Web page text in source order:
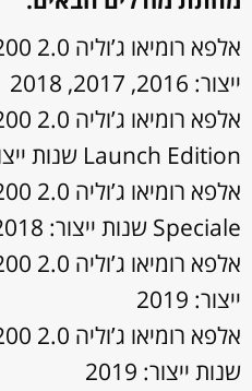
ייצור: 2016, 2017, 2018
Launch Edition שנות ייצור: 2016, 2017
Speciale שנות ייצור: 2018
ייצור: 2019
שנות ייצור: 2019